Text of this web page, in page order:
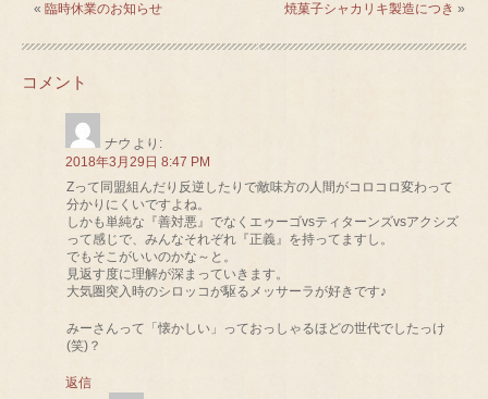
« 臨時休業のお知らせ 焼菓子シャカリキ製造につき »
コメント
ナウ より:
2018年3月29日 8:47 PM
Zって同盟組んだり反逆したりで敵味方の人間がコロコロ変わって
分かりにくいですよね。
しかも単純な『善対悪』でなくエゥーゴvsティターンズvsアクシズ
って感じで、みんなそれぞれ『正義』を持ってますし。
でもそこがいいのかな～と。
見返す度に理解が深まっていきます。
大気圏突入時のシロッコが駆るメッサーラが好きです♪
みーさんって「懐かしい」っておっしゃるほどの世代でしたっけ
(笑)？
返信